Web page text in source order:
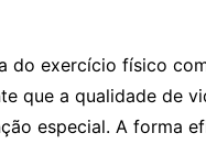
do exercício físico
que a qualidade de
especial. A forma